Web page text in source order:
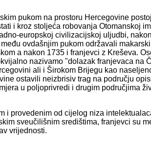
pukom na prostoru Hercegovine
i kroz stoljeća robovanja Otomanskoj
europskoj civilizacijskoj uljudbi,
ovdašnjim pukom održavali
a nakon 1735 i franjevci z Kreševa.
nazivamo "dolazak franjevaca na
ali i Širokom Brijegu kao
ostavili neizbrisiv trag na području
u poljoprivredi i drugim područjima
i provedenim od cijelog niza
sveučilišnim središtima, franjevci su
vrijednosti.